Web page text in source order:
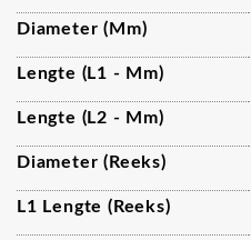
Diameter (mm)
Lengte (L1 - Mm)
Lengte (L2 - Mm)
Diameter (reeks)
L1 Lengte (reeks)